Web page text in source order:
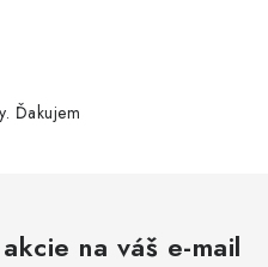
Ďakujem
na váš e-mail